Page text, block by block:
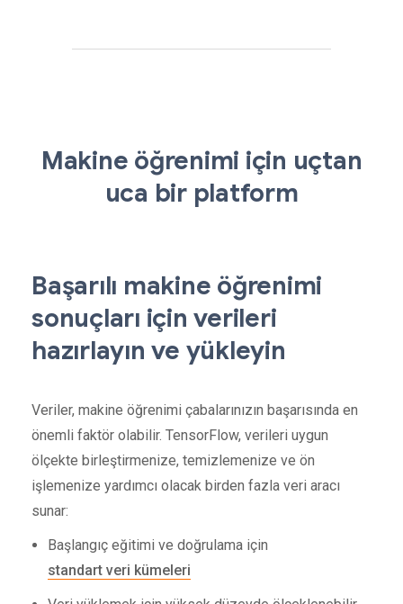
Makine öğrenimi için uçtan
uca bir platform
Başarılı makine öğrenimi
sonuçları için verileri
hazırlayın ve yükleyin
Veriler, makine öğrenimi çabalarınızın başarısında en
önemli faktör olabilir. TensorFlow, verileri uygun
ölçekte birleştirmenize, temizlemenize ve ön
işlemenize yardımcı olacak birden fazla veri aracı
sunar:
Başlangıç ​​eğitimi ve doğrulama için
standart veri kümeleri